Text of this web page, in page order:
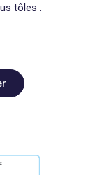
tôles .